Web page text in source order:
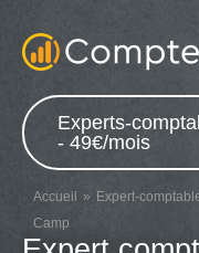
Experts-
- 49€/mois
Accueil Expert-
Camp